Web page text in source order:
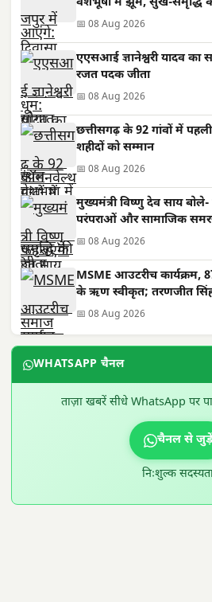
📅 08 Aug 2026
एएसआई ज्ञानेश्वरी यादव
रजत पदक जीता
📅 08 Aug 2026
छत्तीसगढ़ के 92 गांवों में पहली
शहीदों को सम्मान
📅 08 Aug 2026
मुख्यमंत्री विष्णु देव साय
परंपराओं और सामाजिक
📅 08 Aug 2026
MSME आउटरीच कार्यक्रम,
के ऋण स्वीकृत; तरणजीत सिंह
📅 08 Aug 2026
WHATSAPP चैनल
ताज़ा खबरें सीधे WhatsApp पर
चैनल से जुड़ें
निःशुल्क